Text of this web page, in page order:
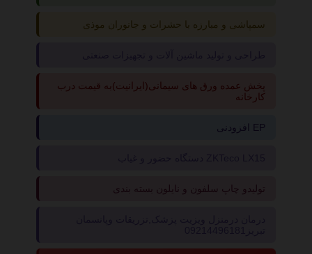
سمپاشی و مبارزه با حشرات و جانوران موذی
پخش عمده ورق های سیمانی(ایرانیت)به قیمت درب
کارخانه
افزودنی EP
تولیدو چاپ سلفون و نایلون بسته بندی